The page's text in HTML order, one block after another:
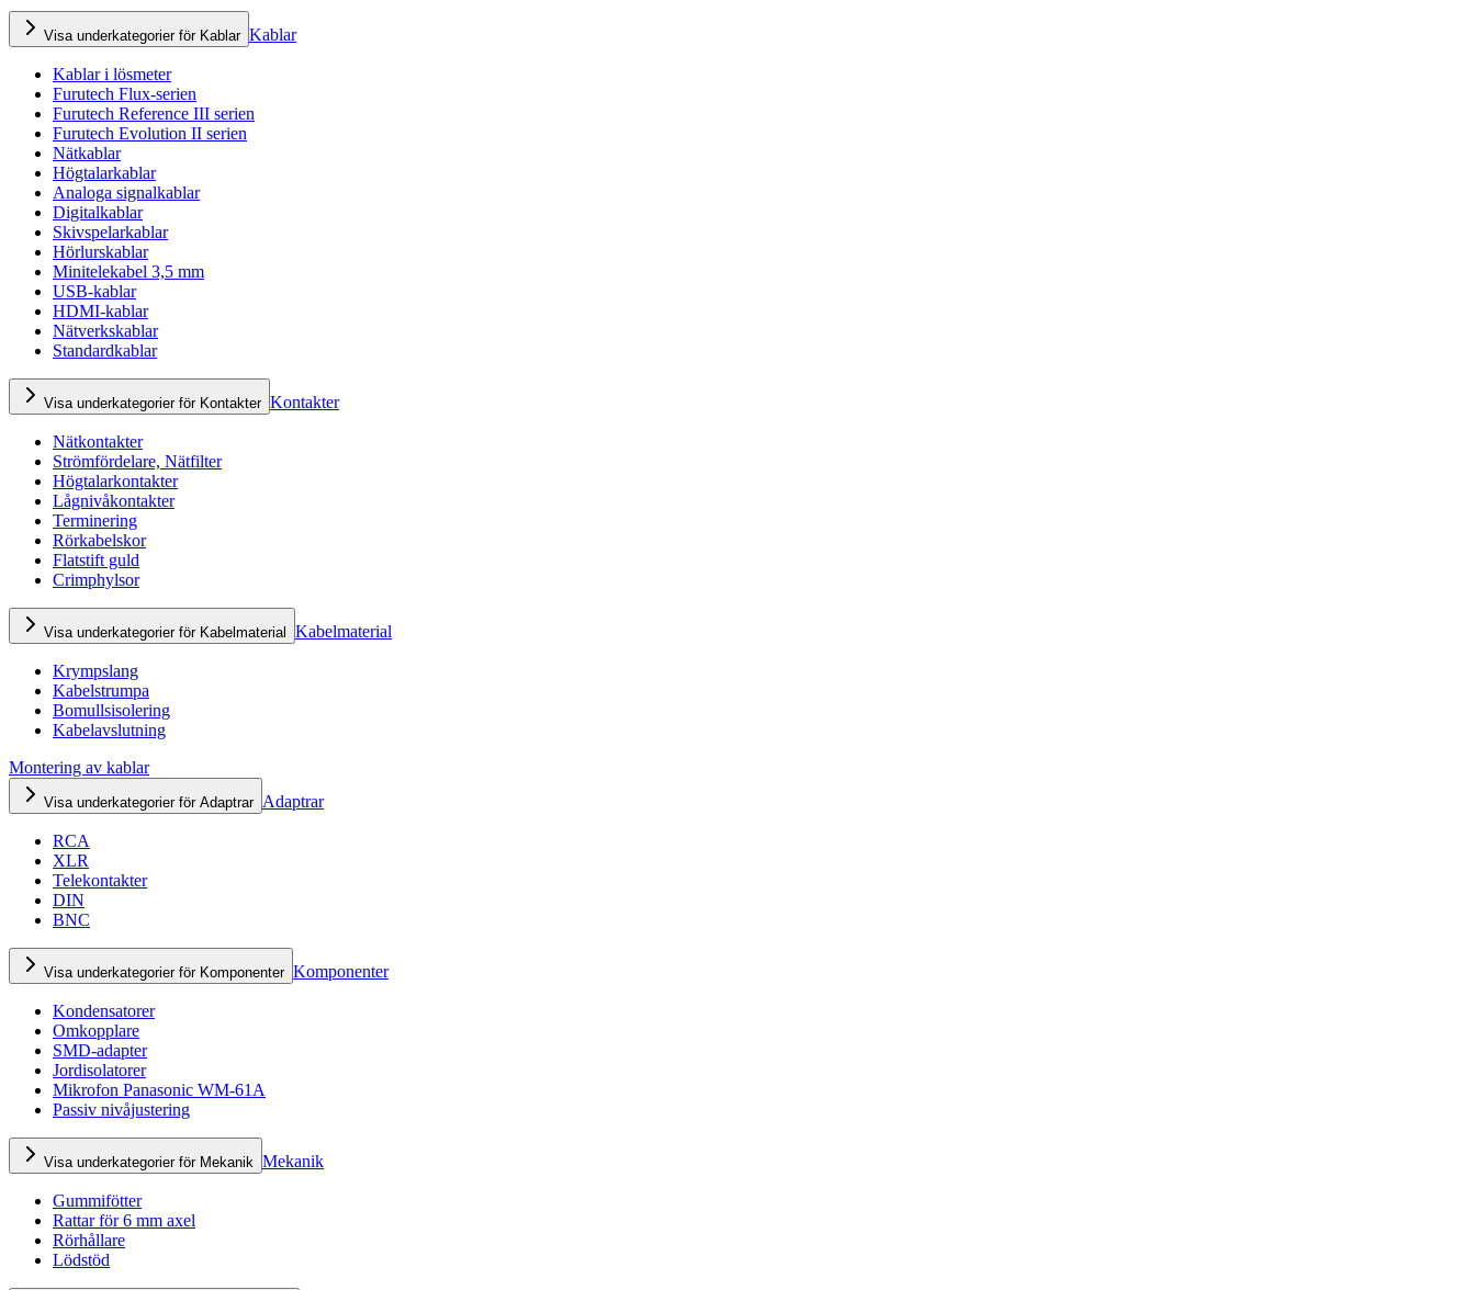
Visa underkategorier för Kablar Kablar
Kablar i lösmeter
Furutech Flux-serien
Furutech Reference III serien
Furutech Evolution II serien
Nätkablar
Högtalarkablar
Analoga signalkablar
Digitalkablar
Skivspelarkablar
Hörlurskablar
Minitelekabel 3,5 mm
USB-kablar
HDMI-kablar
Nätverkskablar
Standardkablar
Visa underkategorier för Kontakter Kontakter
Nätkontakter
Strömfördelare, Nätfilter
Högtalarkontakter
Lågnivåkontakter
Terminering
Rörkabelskor
Flatstift guld
Crimphylsor
Visa underkategorier för Kabelmaterial Kabelmaterial
Krympslang
Kabelstrumpa
Bomullsisolering
Kabelavslutning
Montering av kablar
Visa underkategorier för Adaptrar Adaptrar
RCA
XLR
Telekontakter
DIN
BNC
Visa underkategorier för Komponenter Komponenter
Kondensatorer
Omkopplare
SMD-adapter
Jordisolatorer
Mikrofon Panasonic WM-61A
Passiv nivåjustering
Visa underkategorier för Mekanik Mekanik
Gummifötter
Rattar för 6 mm axel
Rörhållare
Lödstöd